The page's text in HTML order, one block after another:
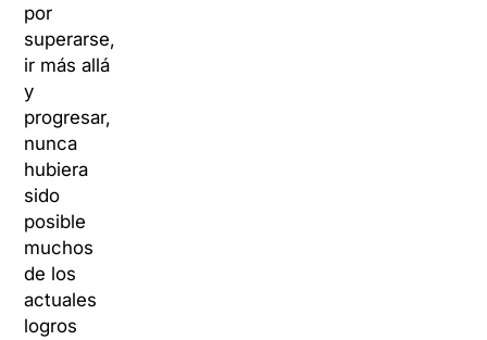
por
superarse,
ir más allá
y
progresar,
nunca
hubiera
sido
posible
muchos
de los
actuales
logros